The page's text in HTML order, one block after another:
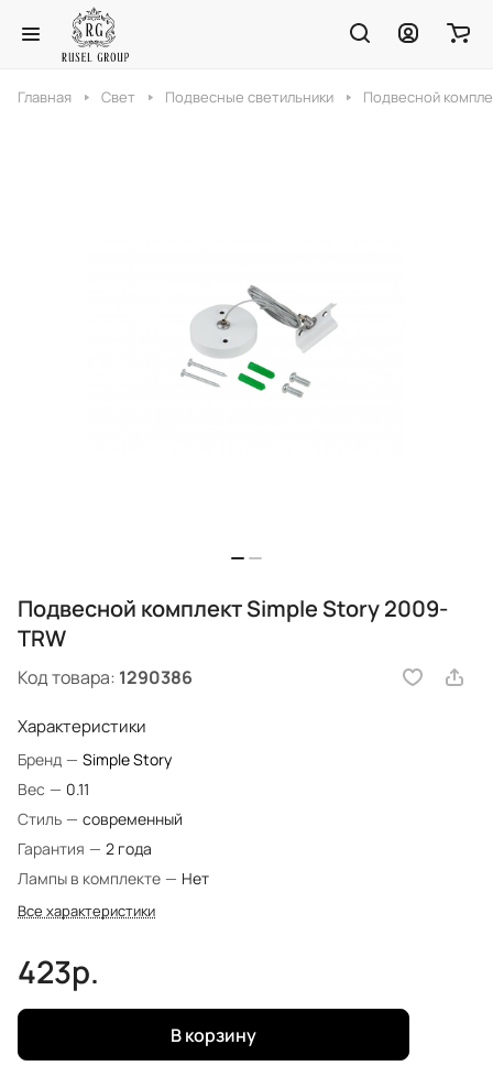
Главная Свет Подвесные светильники Подвесной
Подвесной комплект Simple Story 2009-
TRW
Код товара: 1290386
Характеристики
Бренд — Simple Story
Вес — 0.11
Стиль — современный
Гарантия — 2 года
Лампы в комплекте — Нет
Все характеристики
423р.
В корзину